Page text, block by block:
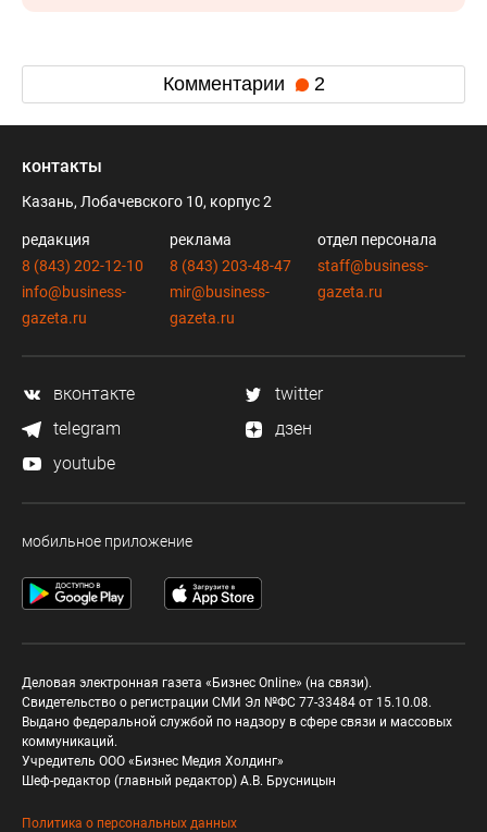
Комментарии 2
контакты
Казань, Лобачевского 10, корпус 2
редакция
8 (843) 202-12-10
info@business-
gazeta.ru
реклама
8 (843) 203-48-47
mir@business-
gazeta.ru
отдел персонала
staff@business-
gazeta.ru
вконтакте
twitter
telegram
дзен
youtube
мобильное приложение
Деловая электронная газета «Бизнес Online» (на связи).
Свидетельство о регистрации СМИ Эл №ФС 77-33484 от 15.10.08.
Выдано федеральной службой по надзору в сфере связи и массовых
коммуникаций.
Учредитель ООО «Бизнес Медия Холдинг»
Шеф-редактор (главный редактор) А.В. Брусницын
Политика о персональных данных